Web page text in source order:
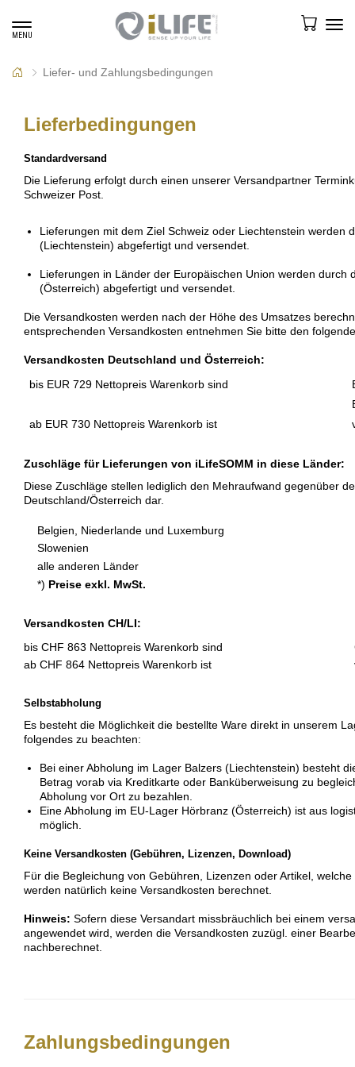
Liefer- und Zahlungsbedingungen
Lieferbedingungen
Standardversand
Die Lieferung erfolgt durch einen unserer Versandpartner
Schweizer Post.
Lieferungen mit dem Ziel Schweiz oder Liechtenstein werden
(Liechtenstein) abgefertigt und versendet.
Lieferungen in Länder der Europäischen Union werden durch
(Österreich) abgefertigt und versendet.
Die Versandkosten werden nach der Höhe des Umsatzes
entsprechenden Versandkosten entnehmen Sie bitte den
Versandkosten Deutschland und Österreich:
bis EUR 729 Nettopreis Warenkorb sind
ab EUR 730 Nettopreis Warenkorb ist
Zuschläge für Lieferungen von iLifeSOMM in diese Länder:
Diese Zuschläge stellen lediglich den Mehraufwand gegenüber
Deutschland/Österreich dar.
Belgien, Niederlande und Luxemburg
Slowenien
alle anderen Länder
*) Preise exkl. MwSt.
Versandkosten CH/LI:
bis CHF 863 Nettopreis Warenkorb sind
ab CHF 864 Nettopreis Warenkorb ist
Selbstabholung
Es besteht die Möglichkeit die bestellte Ware direkt in unserem
folgendes zu beachten:
Bei einer Abholung im Lager Balzers (Liechtenstein) besteht
Betrag vorab via Kreditkarte oder Banküberweisung zu
Abholung vor Ort zu bezahlen.
Eine Abholung im EU-Lager Hörbranz (Österreich) ist aus
möglich.
Keine Versandkosten (Gebühren, Lizenzen, Download)
Für die Begleichung von Gebühren, Lizenzen oder Artikel,
werden natürlich keine Versandkosten berechnet.
Hinweis: Sofern diese Versandart missbräuchlich bei einem
angewendet wird, werden die Versandkosten zuzügl. einer
nachberechnet.
Zahlungsbedingungen
Toggle
navigation
MENU